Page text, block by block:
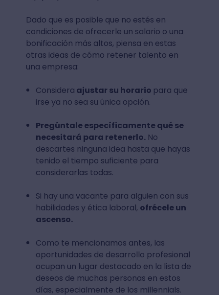
Dado que es posible que no estés en
condiciones de ofrecerle un salario o una
bonificación más altos, piensa en estas
otras ideas de cómo retener talento en
una empresa:
Considera ajustar su horario para que
irse ya no sea su única opción.
Pregúntale específicamente qué se
necesitará para retenerlo.No
descartes ninguna idea hasta que hayas
tenido el tiempo suficiente para
considerarlas todas.
Si hay una vacante para alguien con sus
habilidades y ética laboral, ofrécele un
ascenso.
Como te mencionamos antes, las
oportunidades de desarrollo profesional
ocupan un lugar destacado en la lista de
deseos de muchas personas en estos
días, especialmente de los millennials.